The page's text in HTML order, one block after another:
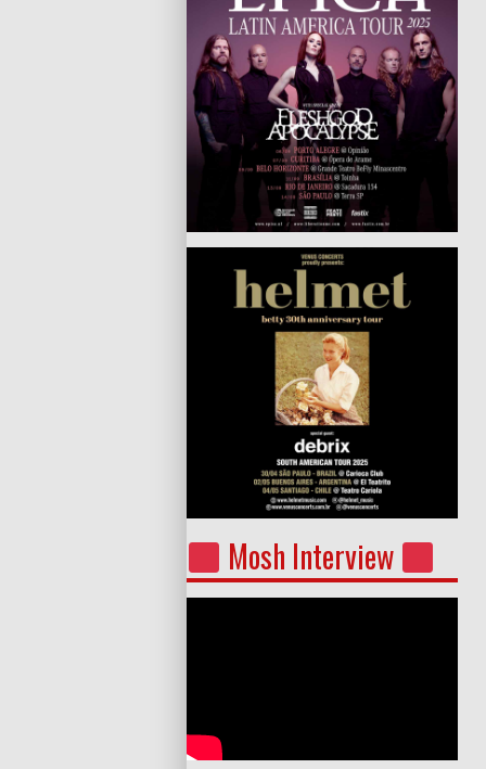
Mosh Interview